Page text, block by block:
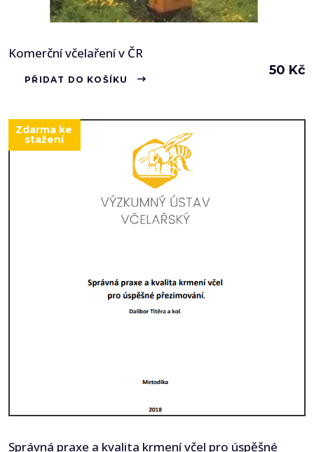
Komerční včelaření v ČR
50 Kč
PŘIDAT DO KOŠÍKU
Zdarma ke
stažení
Správná praxe a kvalita krmení včel pro úspěšné